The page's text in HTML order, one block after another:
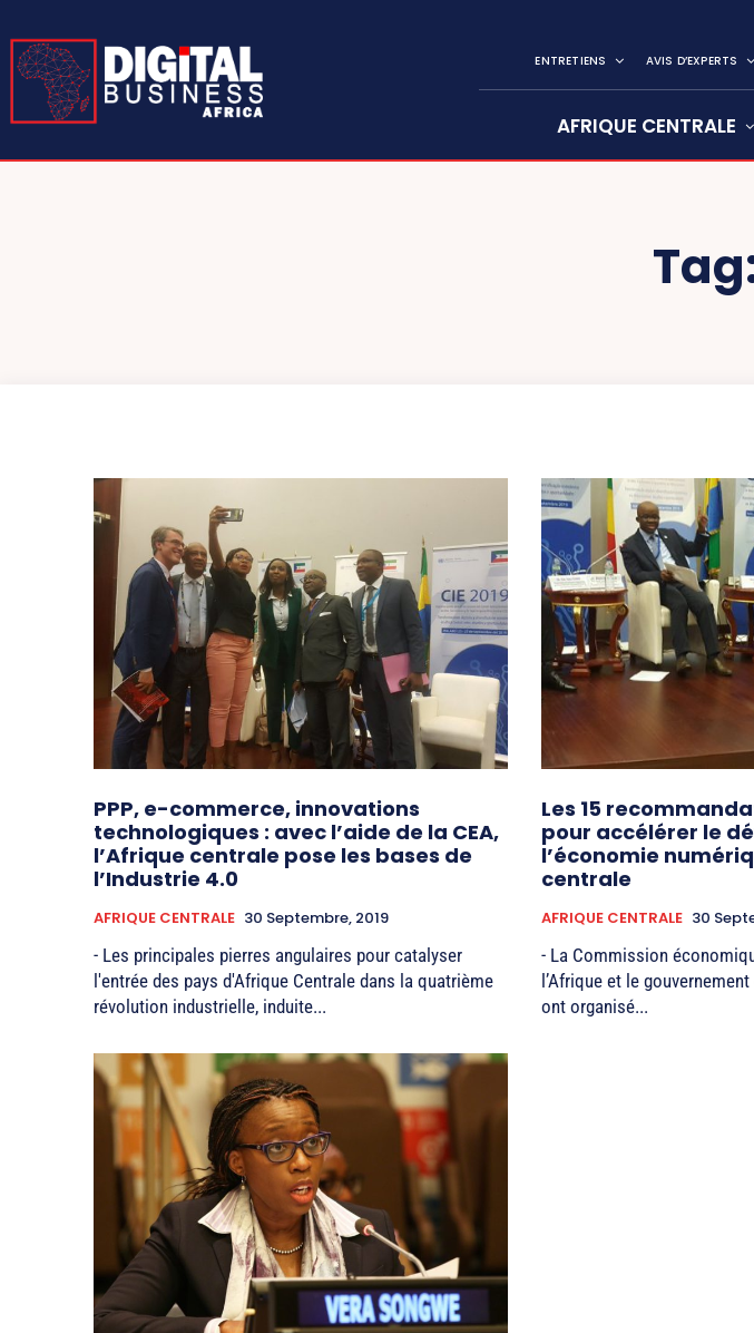
ENTRETIENS AVIS D’EXPERTS
AFRIQUE CENTRALE
PPP, e-commerce, innovations
technologiques : avec l’aide de la CEA,
l’Afrique centrale pose les bases de
l’Industrie 4.0
AFRIQUE CENTRALE 30 Septembre, 2019
- Les principales pierres angulaires pour catalyser
l'entrée des pays d'Afrique Centrale dans la quatrième
révolution industrielle, induite...
Les 15
pour accélérer le
l’économie
centrale
AFRIQUE CENTRALE 30
- La Commission
l’Afrique et le
ont organisé...